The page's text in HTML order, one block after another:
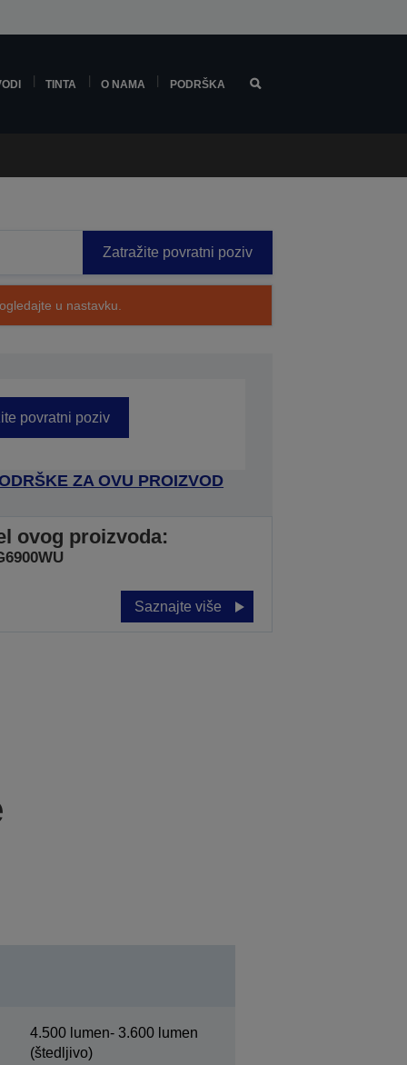
TINTA O NAMA PODRŠKA
Zatražite povratni poziv
u nastavku.
povratni poziv
ZA OVU PROIZVOD
ovog proizvoda:
Saznajte više
4.500 lumen- 3.600 lumen
(štedljivo)